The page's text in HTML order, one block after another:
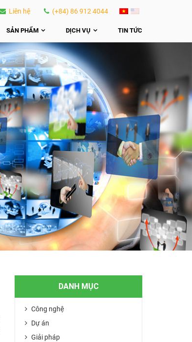
Liên hệ (+84) 86 912 4044
SẢN PHẨM DỊCH VỤ TIN TỨC
DANH MỤC
Công nghệ
Dự án
Giải pháp